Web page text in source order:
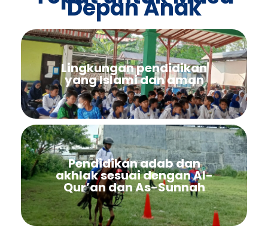
Depan Anak
Lingkungan pendidikan
yang Islami dan aman
Pendidikan adab dan
akhlak sesuai dengan Al-
Qur’an dan As-Sunnah